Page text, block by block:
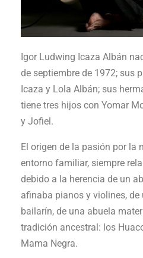
Igor Ludwing Icaza Albán
de septiembre de 1972; sus
Icaza y Lola Albán; sus
tiene tres hijos con Yomar
y Jofiel.
El origen de la pasión por la
entorno familiar, siempre
debido a la herencia de un
afinaba pianos y violines,
bailarín, de una abuela
tradición ancestral: los
Mama Negra.